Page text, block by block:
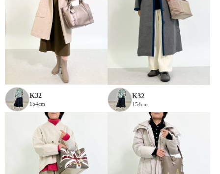
K32
154cm
K32
154cm